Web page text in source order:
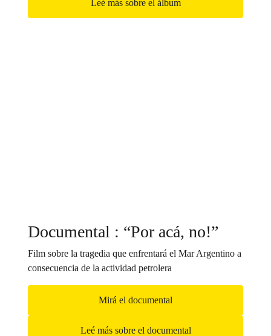
Leé más sobre el álbum
Documental : “Por acá, no!”
Film sobre la tragedia que enfrentará el Mar Argentino a
consecuencia de la actividad petrolera
Mirá el documental
Leé más sobre el documental